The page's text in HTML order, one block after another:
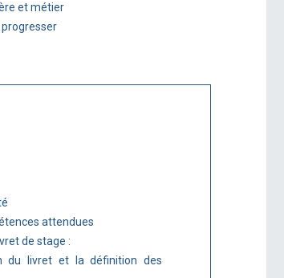
et métier
progresser
attendues
de stage :
du livret et la définition des